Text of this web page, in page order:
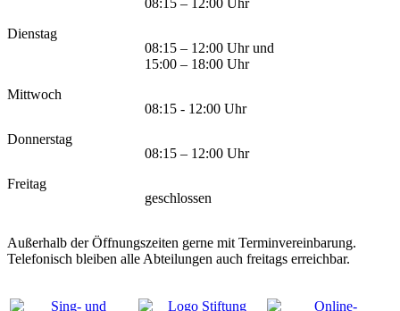
Dienstag
08:15 – 12:00 Uhr und
15:00 – 18:00 Uhr
Mittwoch
08:15 - 12:00 Uhr
Donnerstag
08:15 – 12:00 Uhr
Freitag
geschlossen
Außerhalb der Öffnungszeiten gerne mit Terminvereinbarung.
Telefonisch bleiben alle Abteilungen auch freitags erreichbar.